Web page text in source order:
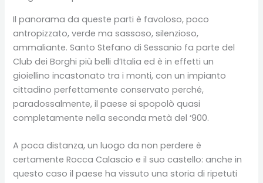
Il panorama da queste parti è favoloso, poco
antropizzato, verde ma sassoso, silenzioso,
ammaliante. Santo Stefano di Sessanio fa parte del
Club dei Borghi più belli d’Italia ed è in effetti un
gioiellino incastonato tra i monti, con un impianto
cittadino perfettamente conservato perché,
paradossalmente, il paese si spopolò quasi
completamente nella seconda metà del ‘900.
A poca distanza, un luogo da non perdere è
certamente Rocca Calascio e il suo castello: anche in
questo caso il paese ha vissuto una storia di ripetuti